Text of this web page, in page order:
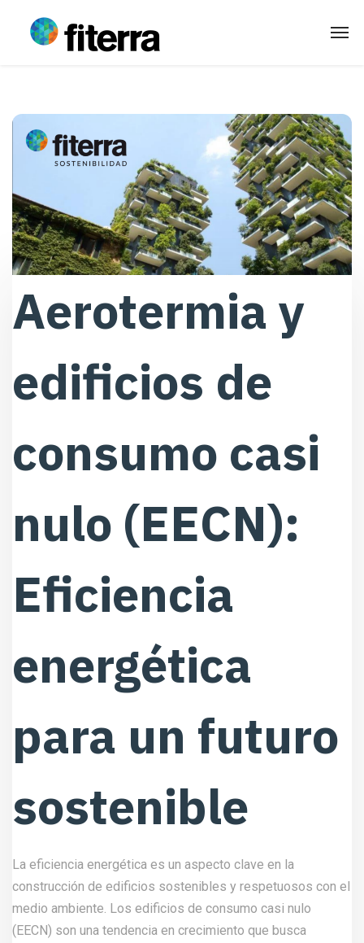
Aerotermia y
edificios de
consumo casi
nulo (EECN):
Eficiencia
energética
para un futuro
sostenible
La eficiencia energética es un aspecto clave en la
construcción de edificios sostenibles y respetuosos con el
medio ambiente. Los edificios de consumo casi nulo
(EECN) son una tendencia en crecimiento que busca